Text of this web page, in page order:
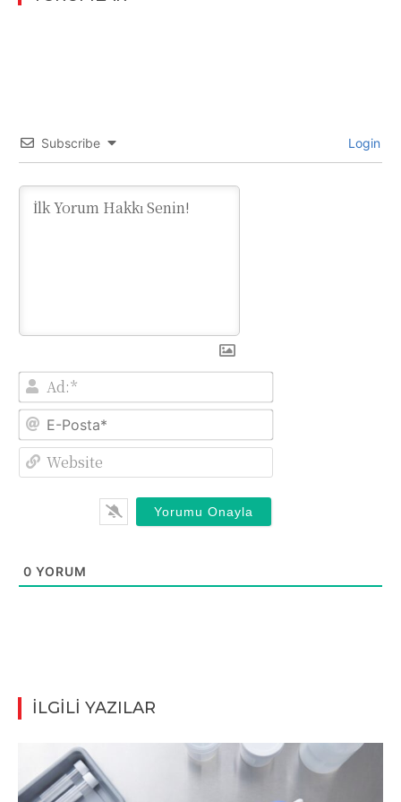
Subscribe Login
Ad:*
E-
0 YORUM
İLGİLİ YAZILAR